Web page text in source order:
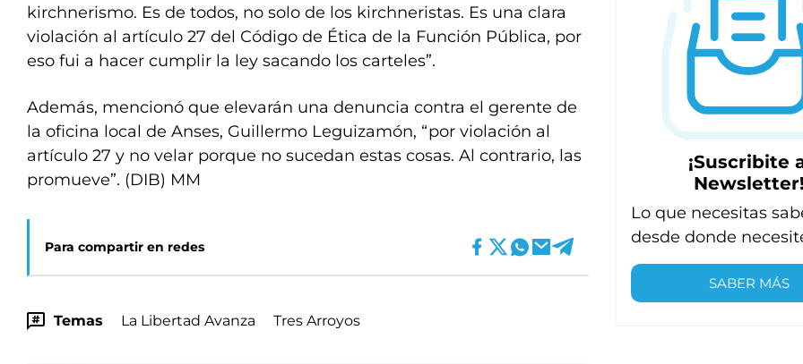
kirchnerismo. Es de todos, no solo de los kirchneristas. Es una clara
violación al artículo 27 del Código de Ética de la Función Pública, por
eso fui a hacer cumplir la ley sacando los carteles”.
Además, mencionó que elevarán una denuncia contra el gerente de
la oficina local de Anses, Guillermo Leguizamón, “por violación al
artículo 27 y no velar porque no sucedan estas cosas. Al contrario, las
promueve”. (DIB) MM
Para compartir en redes
Temas La Libertad Avanza Tres Arroyos
¡Suscribite
Lo que necesitas
desde donde
SABER MÁS